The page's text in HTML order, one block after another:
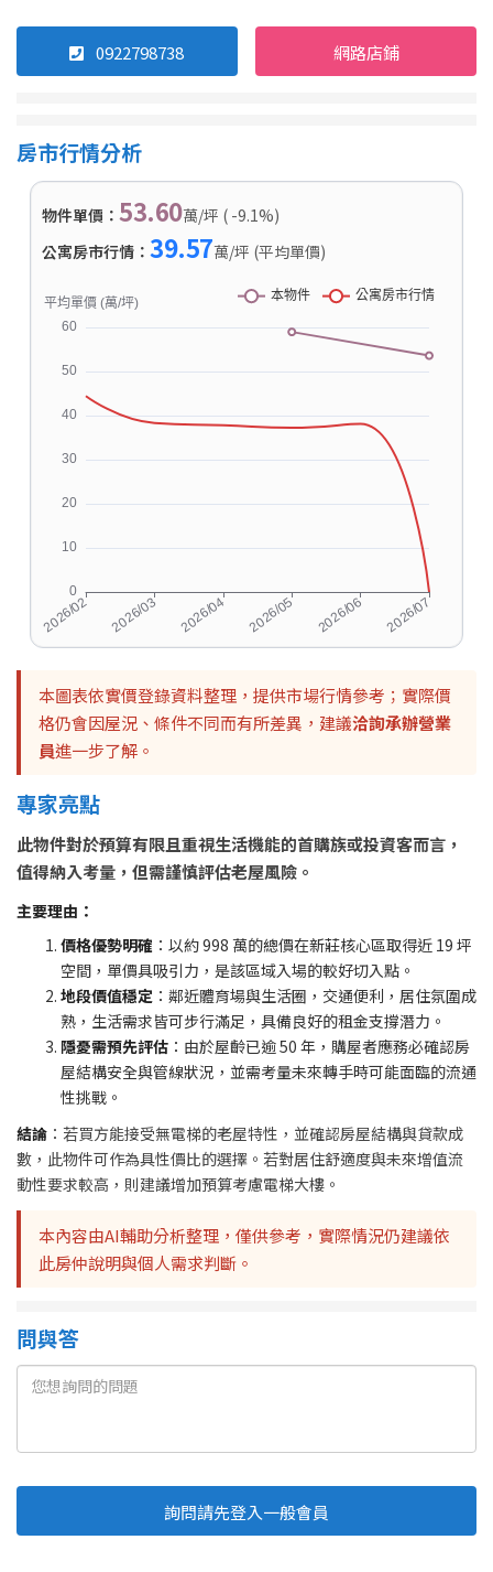
0922798738 網路店鋪
房市行情分析
物件單價： 53.60萬/坪 ( -9.1%)
公寓房市行情： 39.57萬/坪 (平均單價)
本圖表依實價登錄資料整理，提供市場行情參考；實際價
格仍會因屋況、條件不同而有所差異，建議洽詢承辦營業
員進一步了解。
專家亮點
此物件對於預算有限且重視生活機能的首購族或投資客而言，
值得納入考量，但需謹慎評估老屋風險。
主要理由：
價格優勢明確 ：以約 998 萬的總價在新莊核心區取得近 19 坪
空間，單價具吸引力，是該區域入場的較好切入點。
地段價值穩定 ：鄰近體育場與生活圈，交通便利，居住氛圍成
熟，生活需求皆可步行滿足，具備良好的租金支撐潛力。
隱憂需預先評估 ：由於屋齡已逾 50 年，購屋者應務必確認房
屋結構安全與管線狀況，並需考量未來轉手時可能面臨的流通
性挑戰。
結論 ：若買方能接受無電梯的老屋特性，並確認房屋結構與貸款成
數，此物件可作為具性價比的選擇。若對居住舒適度與未來增值流
動性要求較高，則建議增加預算考慮電梯大樓。
本內容由AI輔助分析整理，僅供參考，實際情況仍建議依
此房仲說明與個人需求判斷。
問與答
詢問請先登入一般會員